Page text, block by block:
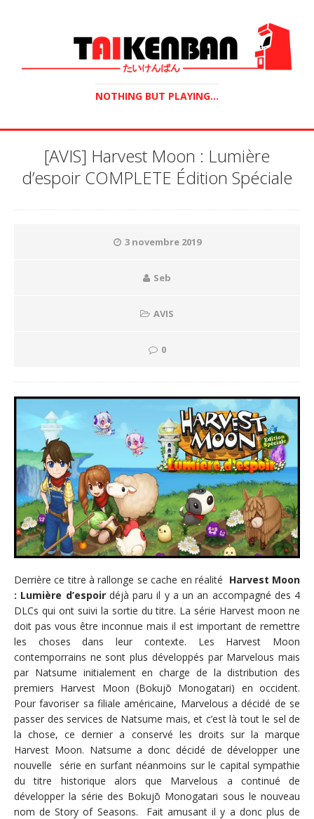
NOTHING BUT PLAYING...
[AVIS] Harvest Moon : Lumière
d’espoir COMPLETE Édition Spéciale
3 novembre 2019
Seb
AVIS
0
Derrière ce titre à rallonge se cache en réalité Harvest Moon
: Lumière d’espoirdéjà paru il y a un an accompagné des 4
DLCs qui ont suivi la sortie du titre. La série Harvest moon ne
doit pas vous être inconnue mais il est important de remettre
les choses dans leur contexte. Les Harvest Moon
contemporrains ne sont plus développés par Marvelous mais
par Natsume initialement en charge de la distribution des
premiers Harvest Moon (Bokujō Monogatari) en occident.
Pour favoriser sa filiale américaine, Marvelous a décidé de se
passer des services de Natsume mais, et c’est là tout le sel de
la chose, ce dernier a conservé les droits sur la marque
Harvest Moon. Natsume a donc décidé de développer une
nouvelle série en surfant néanmoins sur le capital sympathie
du titre historique alors que Marvelous a continué de
développer la série des Bokujō Monogatari sous le nouveau
nom de Story of Seasons. Fait amusant il y a donc plus de